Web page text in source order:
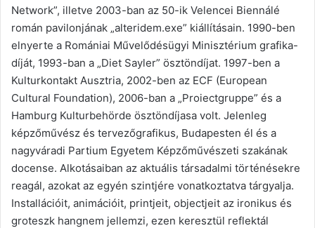
Network”, illetve 2003-ban az 50-ik Velencei Biennálé
román pavilonjának „alteridem.exe” kiállításain. 1990-ben
elnyerte a Romániai Művelődésügyi Minisztérium grafika-
díját, 1993-ban a „Diet Sayler” ösztöndíjat. 1997-ben a
Kulturkontakt Ausztria, 2002-ben az ECF (European
Cultural Foundation), 2006-ban a „Proiectgruppe” és a
Hamburg Kulturbehörde ösztöndíjasa volt. Jelenleg
képzőművész és tervezőgrafikus, Budapesten él és a
nagyváradi Partium Egyetem Képzőművészeti szakának
docense. Alkotásaiban az aktuális társadalmi történésekre
reagál, azokat az egyén szintjére vonatkoztatva tárgyalja.
Installációit, animációit, printjeit, objectjeit az ironikus és
groteszk hangnem jellemzi, ezen keresztül reflektál